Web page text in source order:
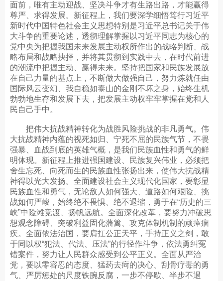
面前，唯有主动迎战、坚决斗争才有生路出路，才能赢得
尊严、求得发展。新征程上，我们要深学细悟笃行习近平
新时代中国特色社会主义思想特别是习近平总书记关于伟
大斗争的重要论述，透彻理解掌握以习近平同志为核心的
党中央为把握我国未来发展主动权所作出的战略判断、战
略布局和战略抉择，并将其贯彻到实践中去，在时代前进
的潮流中把握主动、赢得未来。坚持把国家和民族发展放
在自己力量的基点上，不断做大做强自己，努力炼就任由
国际风云变幻、我自稳如泰山的金刚不坏之身，始终生机
勃勃地生存和发展下去，把发展主动权牢牢掌握在党和人
民自己手中。
把伟大抗战精神转化为战胜风险挑战的非凡勇气。伟
大抗战精神内蕴的视死如归、宁死不屈的民族气节，不畏
强暴、血战到底的英雄气概，是我们民族血性和勇气的鲜
明体现。新征程上推进强国建设、民族复兴伟业，必须把
舍生忘死、向死而生的民族血性张扬出来，使伟大抗战精
神得以光大发扬。全面建设社会主义现代化国家，要彰显
民族血性和勇气，无论敌人如何强大、道路如何艰险、挑
战如何严峻，始终绝不畏惧、绝不退缩，勇于在“历史的三
峡”中险滩竞渡、扬帆远航。全面深化改革，要努力冲破思
想观念障碍、突破利益固化藩篱、攻克体制机制的顽瘴痼
疾。全面依法治国，要肩扛公正天平，手持正义之剑，敢
于同以权“犯法、代法、压法”的行径作斗争，依法勇纠冤
错案件，努力让人民群众感受到公平正义。全面从严治
党，要以零容忍的态度、猛药去疴的决心、刮骨疗毒的勇
气、严厉惩处的尺度铁腕反腐，一步不停歇、半步不退